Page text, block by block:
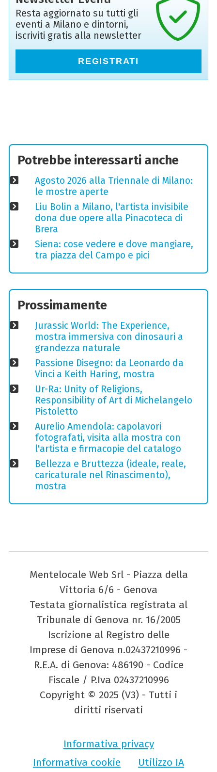
Resta aggiornato su tutti gli
eventi a Milano e dintorni,
iscriviti gratis alla newsletter
REGISTRATI
Potrebbe interessarti anche
Agosto 2026 alla Triennale di Milano:
le mostre aperte
Liu Bolin a Milano, l'artista invisibile
dona due opere alla Pinacoteca di
Brera
Siena: cose vedere e dove mangiare,
tra piazza del Campo e pici
Prossimamente
Jurassic World: The Experience,
mostra immersiva con dinosauri a
grandezza naturale
Passione Disegno: da Leonardo da
Vinci a Keith Haring, mostra
Ur-Ra: Unity of Religions,
Responsibility of Art di Michelangelo
Pistoletto
Aurelio Amendola: capolavori
fotografati, visita alla mostra con
l'artista e firmacopie del catalogo
Bellezza e Bruttezza (ideale, reale,
caricaturale nel Rinascimento),
mostra
Mentelocale Web Srl - Piazza della
Vittoria 6/6 - Genova
Testata giornalistica registrata al
Tribunale di Genova nr. 16/2005
Iscrizione al Registro delle
Imprese di Genova n.02437210996 -
R.E.A. di Genova: 486190 - Codice
Fiscale / P.Iva 02437210996
Copyright © 2025 (V3) - Tutti i
diritti riservati
Informativa privacy
Informativa cookie
Utilizzo IA